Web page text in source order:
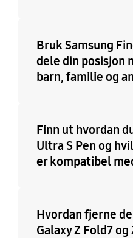
Bruk Samsung
dele din posisjon
barn, familie og
Finn ut hvordan
Ultra S Pen og
er kompatibel
Hvordan fjerne
Galaxy Z Fold7 og